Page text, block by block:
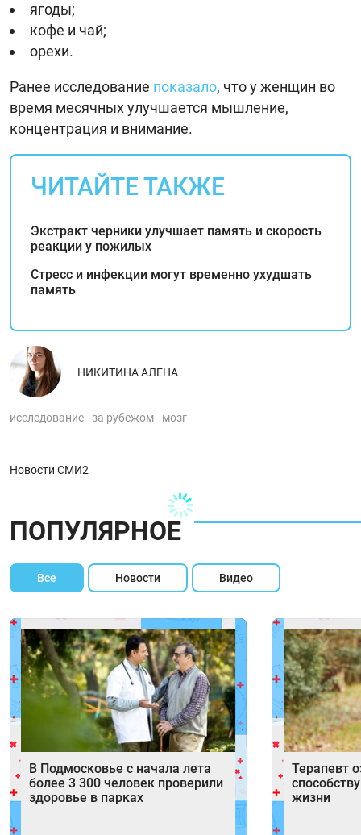
ягоды;
кофе и чай;
орехи.
Ранее исследование показало, что у женщин во
время месячных улучшается мышление,
концентрация и внимание.
ЧИТАЙТЕ ТАКЖЕ
Экстракт черники улучшает память и скорость
реакции у пожилых
Стресс и инфекции могут временно ухудшать
память
НИКИТИНА АЛЕНА
исследование за рубежом мозг
Новости СМИ2
ПОПУЛЯРНОЕ
Все Новости Видео
В Подмосковье с начала лета
более 3 300 человек проверили
здоровье в парках
Терапевт
жизни